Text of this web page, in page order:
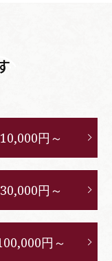
10,000円～
30,000円～
円～